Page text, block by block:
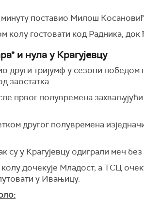
минуту поставио Милош
колу гостовати код Радника,
и нула у Крагујевцу
други тријумф у сезони
заостатка.
првог полувремена
другог полувремена
су у Крагујевцу одиграли меч без
дочекује Младост, а ТСЦ
у Ивањицу.